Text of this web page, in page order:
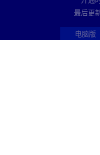
最后更
电脑版